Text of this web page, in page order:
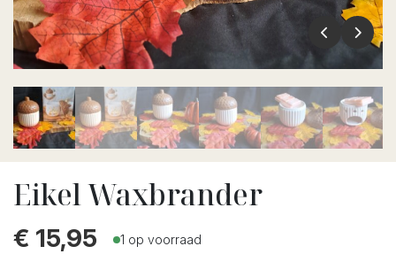
Eikel Waxbrander
€ 15,95 1 op voorraad